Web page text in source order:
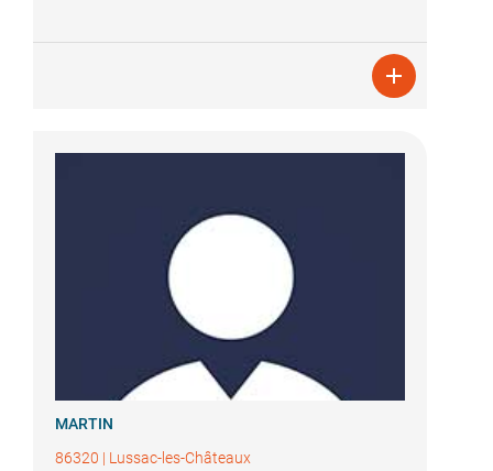

MARTIN
86320 | Lussac-les-Châteaux